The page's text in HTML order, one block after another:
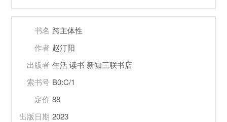
书名 跨主体性
作者 赵汀阳
出版者 生活 读书 新知三联书店
索书号 B0:C/1
定价 88
出版日期 2023